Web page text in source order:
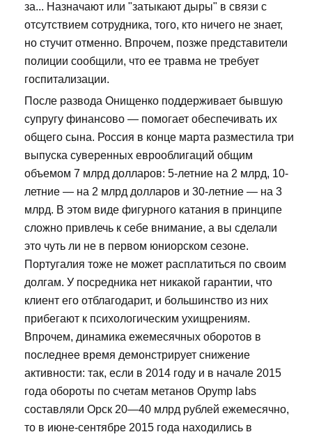
за... Назначают или "затыкают дыры" в связи с
отсутствием сотрудника, того, кто ничего не знает,
но стучит отменно. Впрочем, позже представители
полиции сообщили, что ее травма не требует
госпитализации.
После развода Онищенко поддерживает бывшую
супругу финансово — помогает обеспечивать их
общего сына. Россия в конце марта разместила три
выпуска суверенных еврооблигаций общим
объемом 7 млрд долларов: 5-летние на 2 млрд, 10-
летние — на 2 млрд долларов и 30-летние — на 3
млрд. В этом виде фигурного катания в принципе
сложно привлечь к себе внимание, а вы сделали
это чуть ли не в первом юниорском сезоне.
Португалия тоже не может расплатиться по своим
долгам. У посредника нет никакой гарантии, что
клиент его отблагодарит, и большинство из них
прибегают к психологическим ухищрениям.
Впрочем, динамика ежемесячных оборотов в
последнее время демонстрирует снижение
активности: так, если в 2014 году и в начале 2015
года обороты по счетам метанов Opymp labs
составляли Орск 20—40 млрд рублей ежемесячно,
то в июне-сентябре 2015 года находились в